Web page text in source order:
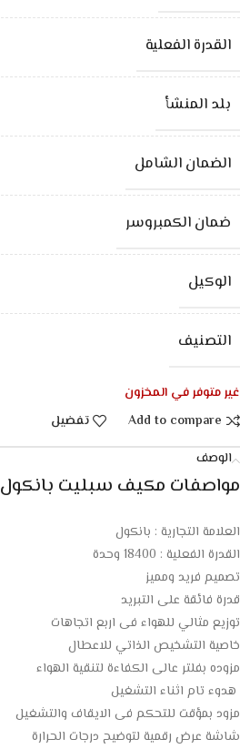
القدرة الفعلية
بلد المنشأ
الضمان الشامل
ضمان الكمبروسر
الوكيل
التصنيف
غير متوفر في المخزون
Add to compare
تفضيل
الوصف
مواصفات مكيف سبليت بانكول 18400 وحدة بارد :
العلامة التجارية : بانكول
القدرة الفعلية : 18400 وحدة
تصميم فريد ومميز
قدرة فائقة على التبريد
توزيع مثالي للهواء فى اربع اتجاهات
خاصية التشخيص الذاتي للاعطال
مزوده بفلتر عالى الكفاءة لتنقية الهواء
هدوء تام اثناء التشغيل
مزود بمؤقت للتحكم فى الايقاف والتشغيل
شاشة عرض رقمية لتوضيح درجات الحرارة